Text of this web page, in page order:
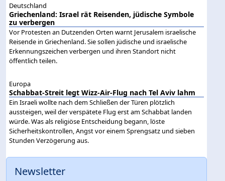
Deutschland
Griechenland: Israel rät Reisenden, jüdische Symbole
zu verbergen
Vor Protesten an Dutzenden Orten warnt Jerusalem israelische
Reisende in Griechenland. Sie sollen jüdische und israelische
Erkennungszeichen verbergen und ihren Standort nicht
öffentlich teilen.
Europa
Schabbat-Streit legt Wizz-Air-Flug nach Tel Aviv lahm
Ein Israeli wollte nach dem Schließen der Türen plötzlich
aussteigen, weil der verspätete Flug erst am Schabbat landen
würde. Was als religiöse Entscheidung begann, löste
Sicherheitskontrollen, Angst vor einem Sprengsatz und sieben
Stunden Verzögerung aus.
Newsletter